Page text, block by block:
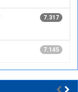
7.317
7.145